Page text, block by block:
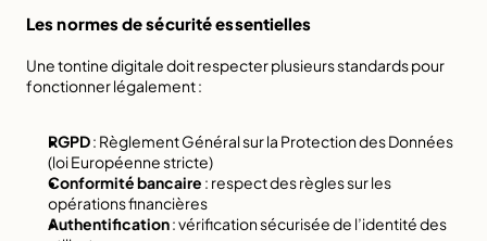
Les normes de sécurité essentielles
Une tontine digitale doit respecter plusieurs standards pour
fonctionner légalement :
RGPD : Règlement Général sur la Protection des Données
(loi Européenne stricte)
Conformité bancaire : respect des règles sur les
opérations financières
Authentification : vérification sécurisée de l’identité des